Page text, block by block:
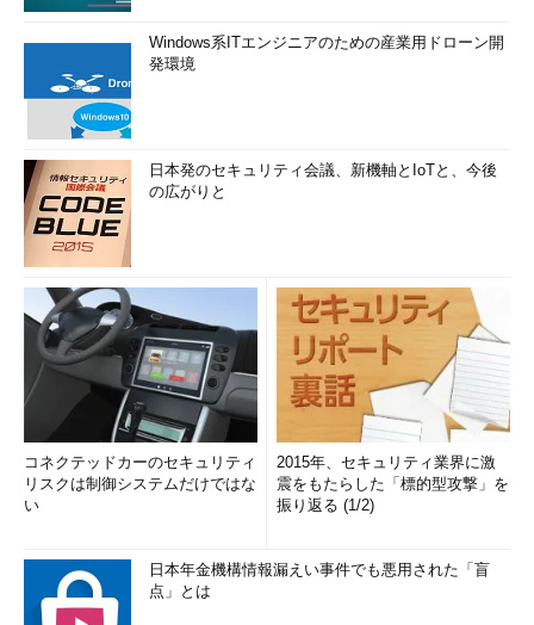
Windows系ITエンジニアのための産業用ドローン開
発環境
日本発のセキュリティ会議、新機軸とIoTと、今後
の広がりと
コネクテッドカーのセキュリティ
リスクは制御システムだけではな
い
2015年、セキュリティ業界に激
震をもたらした「標的型攻撃」を
振り返る (1/2)
日本年金機構情報漏えい事件でも悪用された「盲
点」とは